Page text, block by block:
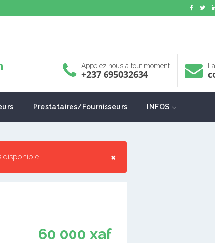
Appelez nous à tout moment
+237 695032634
Prestataires/Fournisseurs INFOS
×
disponible.
60 000 xaf